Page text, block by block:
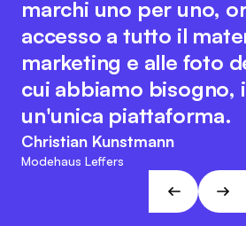
disponiamo di
articoli nel sistema, il
notevolmente la
interna e il riordino.
Marc Ramelow
Amministratore delegato della catena
Ramelow
marchi uno per uno,
accesso a tutto il
marketing e alle foto
cui abbiamo bisogno,
un'unica piattaforma.
Christian Kunstmann
Modehaus Leffers
attori del settore per
processi digitali. Allo
il team di Fashion
suo carattere orientato
agile. Questo
con le visioni e gli